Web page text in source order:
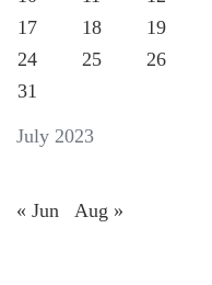
July 2023
17
18 19
24
25 26
31
« Jun Aug »